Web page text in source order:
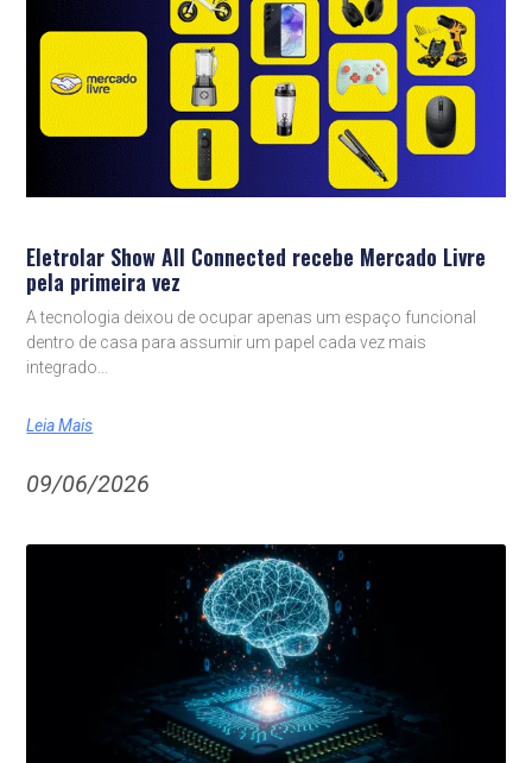
Eletrolar Show All Connected recebe Mercado Livre
pela primeira vez
A tecnologia deixou de ocupar apenas um espaço funcional
dentro de casa para assumir um papel cada vez mais
integrado
Leia Mais
09/06/2026